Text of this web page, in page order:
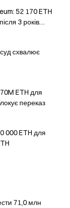
52 170 ETH
3 років
суд схвалює
для
переказ
000 ETH для
71,0 млн